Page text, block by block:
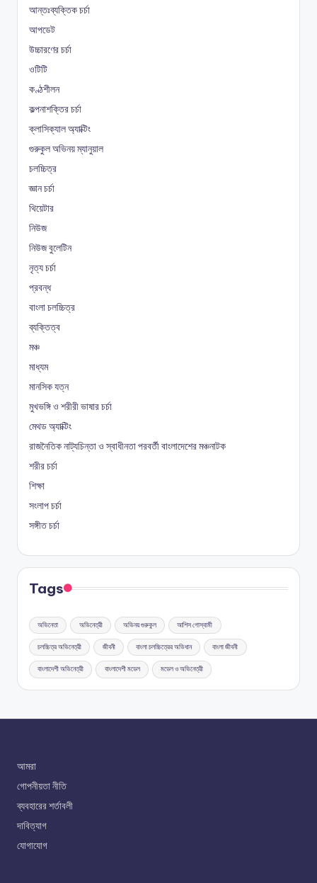
আন্তঃব্যক্তিক চর্চা
আপডেট
উচ্চারণের চর্চা
ওটিটি
কণ্ঠশীলন
কল্পনাশক্তির চর্চা
ক্লাসিক্যাল অ্যাক্টিং
গুরুকুল অভিনয় ম্যানুয়াল
চলচ্চিত্র
জ্ঞান চর্চা
থিয়েটার
নিউজ
নিউজ বুলেটিন
নৃত্য চর্চা
প্রবন্ধ
বাংলা চলচ্চিত্র
ব্যক্তিত্ব
মঞ্চ
মাধ্যম
মানসিক যত্ন
মুখভঙ্গি ও শরীরী ভাষার চর্চা
মেথড অ্যাক্টিং
রাজনৈতিক নাট্যচিন্তা ও স্বাধীনতা পরবর্তী বাংলাদেশের মঞ্চনাটক
শরীর চর্চা
শিক্ষা
সংলাপ চর্চা
সঙ্গীত চর্চা
Tags
অভিনেতা অভিনেত্রী অভিনয় গুরুকুল আশিস গোস্বামী
চলচ্চিত্র অভিনেত্রী জীবনী বাংলা চলচ্চিত্রের অভিধান বাংলা জীবনী
বাংলাদেশী অভিনেত্রী বাংলাদেশী মডেল মডেল ও অভিনেত্রী
আমরা
গোপনীয়তা নীতি
ব্যবহারের শর্তাবলী
দাবিত্যাগ
যোগাযোগ